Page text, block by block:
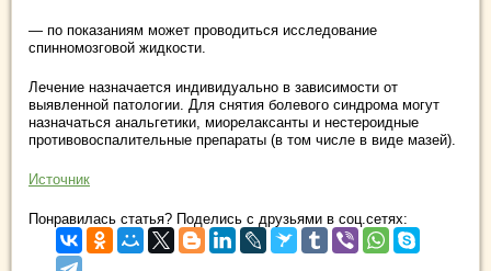
— по показаниям может проводиться исследование
спинномозговой жидкости.
Лечение назначается индивидуально в зависимости от
выявленной патологии. Для снятия болевого синдрома могут
назначаться анальгетики, миорелаксанты и нестероидные
противовоспалительные препараты (в том числе в виде мазей).
Источник
Понравилась статья? Поделись с друзьями в соц.сетях: